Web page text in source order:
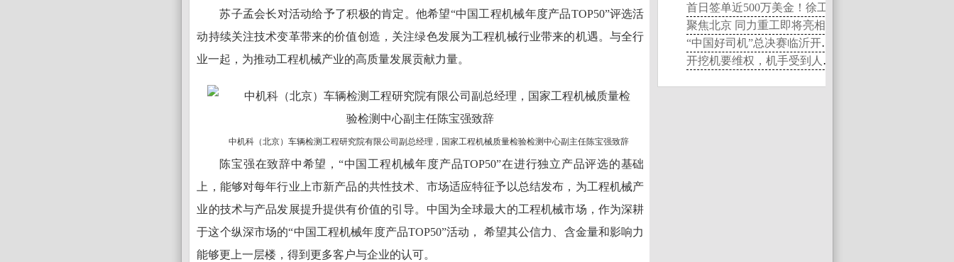
苏子孟会长对活动给予了积极的肯定。他希望“中国工程机械年度产品TOP50”评选活
动持续关注技术变革带来的价值创造，关注绿色发展为工程机械行业带来的机遇。与全行
业一起，为推动工程机械产业的高质量发展贡献力量。
中机科（北京）车辆检测工程研究院有限公司副总经理，国家工程机械质量检验检测中心副主任陈宝强致辞
陈宝强在致辞中希望，“中国工程机械年度产品TOP50”在进行独立产品评选的基础
上，能够对每年行业上市新产品的共性技术、市场适应特征予以总结发布，为工程机械产
业的技术与产品发展提升提供有价值的引导。中国为全球最大的工程机械市场，作为深耕
于这个纵深市场的“中国工程机械年度产品TOP50”活动， 希望其公信力、含金量和影响力
能够更上一层楼，得到更多客户与企业的认可。
“中国好司机”总决赛临沂开战，看四站晋级学员巅峰对决！
开挖机要维权，机手受到人身伤害谁负责？